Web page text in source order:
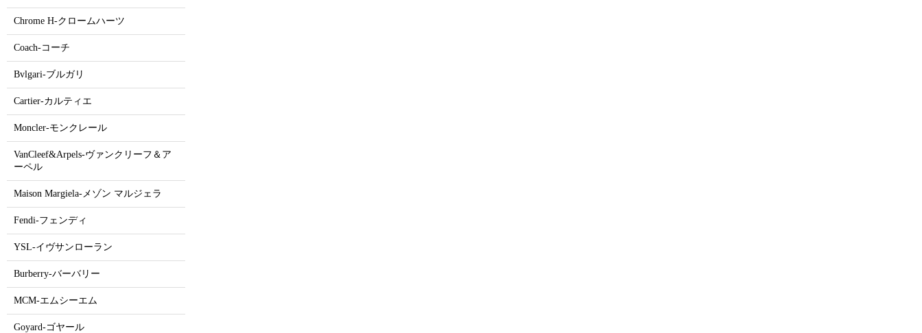
Chrome H-クロームハーツ
Coach-コーチ
Bvlgari-ブルガリ
Cartier-カルティエ
Moncler-モンクレール
VanCleef&Arpels-ヴァンクリーフ＆ア
ーペル
Maison Margiela-メゾン マルジェラ
Fendi-フェンディ
YSL-イヴサンローラン
Burberry-バーバリー
MCM-エムシーエム
Goyard-ゴヤール